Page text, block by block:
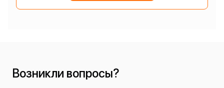
Возникли вопросы?